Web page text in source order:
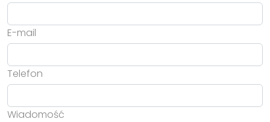
E-mail
Telefon
Wiadomość